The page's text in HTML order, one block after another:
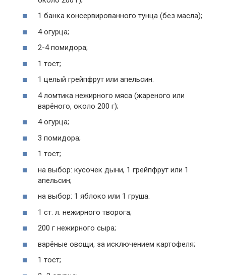
1 банка консервированного тунца (без масла);
4 огурца;
2-4 помидора;
1 тост;
1 целый грейпфрут или апельсин.
4 ломтика нежирного мяса (жареного или
варёного, около 200 г);
4 огурца;
3 помидора;
1 тост;
на выбор: кусочек дыни, 1 грейпфрут или 1
апельсин;
на выбор: 1 яблоко или 1 груша.
1 ст. л. нежирного творога;
200 г нежирного сыра;
варёные овощи, за исключением картофеля;
1 тост;